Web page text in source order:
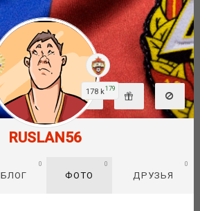
178 k179
RUSLAN56
БЛОГ
0
ФОТО
0
ДРУЗЬЯ
0